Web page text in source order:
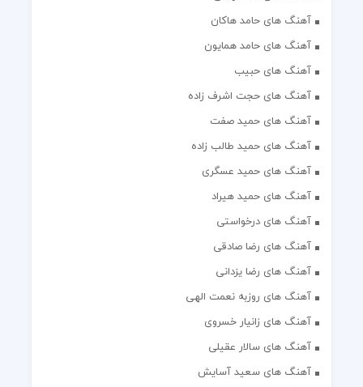
آهنگ های حامد هاکان
آهنگ های حامد همایون
آهنگ های حبیب
آهنگ های حجت اشرف زاده
آهنگ های حمید صفت
آهنگ های حمید طالب زاده
آهنگ های حمید عسگری
آهنگ های حمید هیراد
آهنگ های درخواستی
آهنگ های رضا صادقی
آهنگ های رضا یزدانی
آهنگ های روزبه نعمت الهی
آهنگ های زانیار خسروی
آهنگ های سالار عقیلی
آهنگ های سعید آسایش